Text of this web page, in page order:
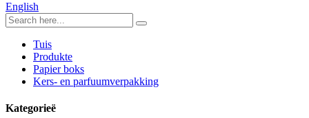
English
Tuis
Produkte
Papier boks
Kers- en parfuumverpakking
Kategorieë